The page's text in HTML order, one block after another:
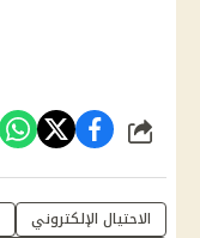
شارك
الاحتيال الإلكتروني